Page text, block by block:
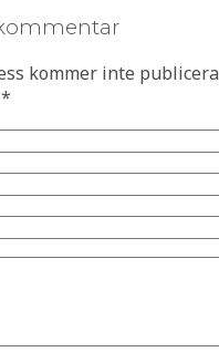
kommer inte
*